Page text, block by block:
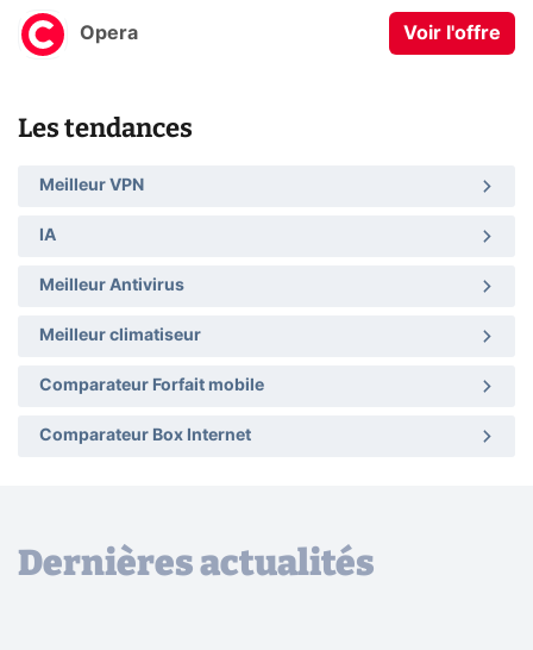
Opera Voir l'offre
Les tendances
Meilleur VPN
IA
Meilleur Antivirus
Meilleur climatiseur
Comparateur Forfait mobile
Comparateur Box Internet
Dernières actualités